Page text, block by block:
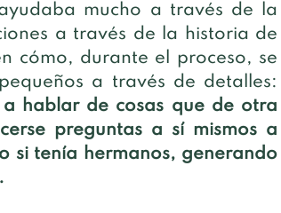
mucho a través de la
a través de la historia de
cómo, durante el proceso, se
hablar de cosas que de otra
preguntas a sí mismos a
si tenía hermanos, generando